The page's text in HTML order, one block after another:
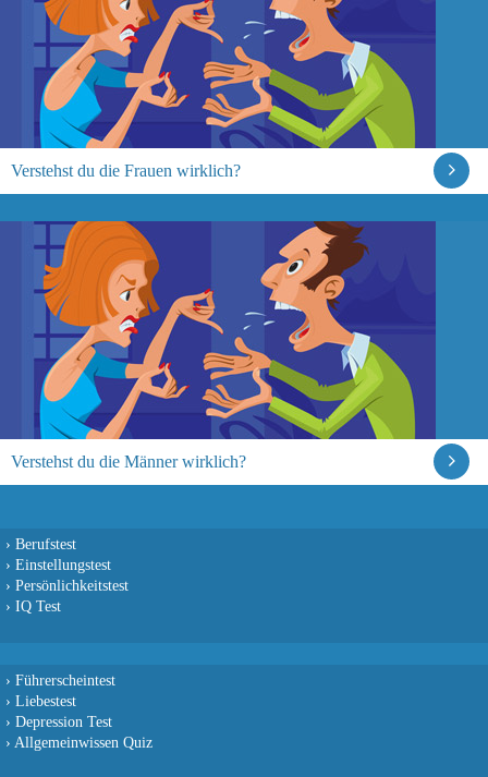
Verstehst du die Frauen wirklich?
Verstehst du die Männer wirklich?
› Berufstest
› Einstellungstest
› Persönlichkeitstest
› IQ Test
› Führerscheintest
› Liebestest
› Depression Test
› Allgemeinwissen Quiz